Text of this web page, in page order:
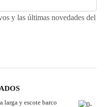
y las últimas novedades del
larga y escote barco